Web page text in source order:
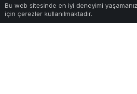
Lorem Ipsum, dizgi ve baskı
kullanılan mıgır metinlerdir.
Bu web sitesinde en iyi deneyimi
için çerezler kullanılmaktadır.
Anasayfa